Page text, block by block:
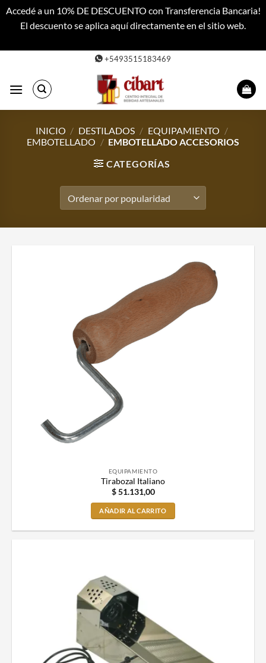
Accedé a un 10% DE DESCUENTO con Transferencia Bancaria!
El descuento se aplica aquí directamente en el sitio web.
contenido
+5493515183469
INICIO / DESTILADOS / EQUIPAMIENTO /
EMBOTELLADO / EMBOTELLADO ACCESORIOS
CATEGORÍAS
EQUIPAMIENTO
Tirabozal Italiano
$51.131,00
AÑADIR AL CARRITO